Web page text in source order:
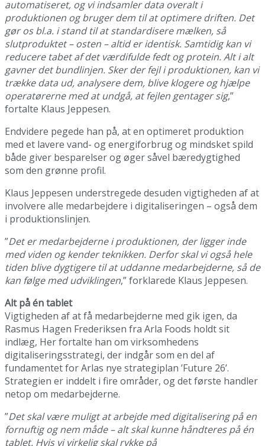
automatiseret, og vi indsamler data overalt i
produktionen og bruger dem til at optimere driften. Det
gør os bl.a. i stand til at standardisere mælken, så
slutproduktet – osten – altid er identisk. Samtidig kan vi
reducere tabet af det værdifulde fedt og protein. Alt i alt
gavner det bundlinjen. Sker der fejl i produktionen, kan vi
trække data ud, analysere dem, blive klogere og hjælpe
operatørerne med at undgå, at fejlen gentager sig,”
fortalte Klaus Jeppesen.
Endvidere pegede han på, at en optimeret produktion
med et lavere vand- og energiforbrug og mindsket spild
både giver besparelser og øger såvel bæredygtighed
som den grønne profil.
Klaus Jeppesen understregede desuden vigtigheden af at
involvere alle medarbejdere i digitaliseringen – også dem
i produktionslinjen.
”Det er medarbejderne i produktionen, der ligger inde
med viden og kender teknikken. Derfor skal vi også hele
tiden blive dygtigere til at uddanne medarbejderne, så de
kan følge med udviklingen,” forklarede Klaus Jeppesen.
Alt på én tablet
Vigtigheden af at få medarbejderne med gik igen, da
Rasmus Hagen Frederiksen fra Arla Foods holdt sit
indlæg, Her fortalte han om virksomhedens
digitaliseringsstrategi, der indgår som en del af
fundamentet for Arlas nye strategiplan ’Future 26’.
Strategien er inddelt i fire områder, og det første handler
netop om medarbejderne.
”Det skal være muligt at arbejde med digitalisering på en
fornuftig og nem måde – alt skal kunne håndteres på én
tablet. Hvis vi virkelig skal rykke på